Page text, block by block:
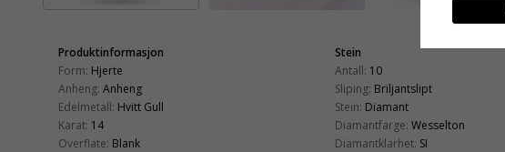
Produktinformasjon
Form: Hjerte
Anheng: Anheng
Edelmetall: Hvitt Gull
Karat: 14
Overflate: Blank
Stein
Antall: 10
Sliping: Briljantslipt
Stein: Diamant
Diamantfarge: Wesselton
Diamantklarhet: SI